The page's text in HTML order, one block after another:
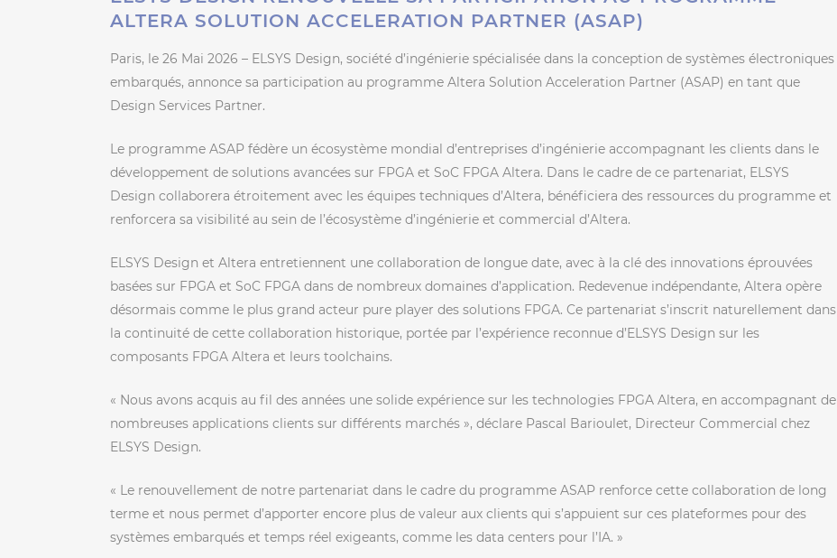
ALTERA SOLUTION ACCELERATION PARTNER (ASAP)
Paris, le 26 Mai 2026 – ELSYS Design, société d’ingénierie spécialisée dans la conception de systèmes électroniques
embarqués, annonce sa participation au programme Altera Solution Acceleration Partner (ASAP) en tant que
Design Services Partner.
Le programme ASAP fédère un écosystème mondial d’entreprises d’ingénierie accompagnant les clients dans le
développement de solutions avancées sur FPGA et SoC FPGA Altera. Dans le cadre de ce partenariat, ELSYS
Design collaborera étroitement avec les équipes techniques d’Altera, bénéficiera des ressources du programme et
renforcera sa visibilité au sein de l’écosystème d’ingénierie et commercial d’Altera.
ELSYS Design et Altera entretiennent une collaboration de longue date, avec à la clé des innovations éprouvées
basées sur FPGA et SoC FPGA dans de nombreux domaines d’application. Redevenue indépendante, Altera opère
désormais comme le plus grand acteur pure player des solutions FPGA. Ce partenariat s’inscrit naturellement dans
la continuité de cette collaboration historique, portée par l’expérience reconnue d’ELSYS Design sur les
composants FPGA Altera et leurs toolchains.
« Nous avons acquis au fil des années une solide expérience sur les technologies FPGA Altera, en accompagnant de
nombreuses applications clients sur différents marchés », déclare Pascal Barioulet, Directeur Commercial chez
ELSYS Design.
« Le renouvellement de notre partenariat dans le cadre du programme ASAP renforce cette collaboration de long
terme et nous permet d’apporter encore plus de valeur aux clients qui s’appuient sur ces plateformes pour des
systèmes embarqués et temps réel exigeants, comme les data centers pour l’IA. »